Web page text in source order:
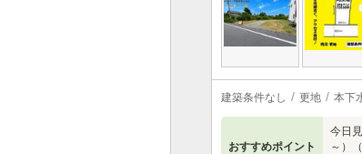
建築条件なし 更地 本下
おすすめポイント
今日
～）